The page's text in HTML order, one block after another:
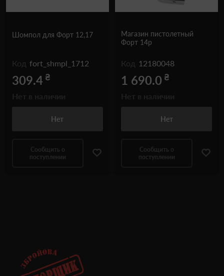
Шомпол для Форт 12,17
Код fort_shmpl_1712
309.4 ₴
Нет
Сообщить о
поступлении
Магазин пистолетный
Форт 14р
Код 12180048
1 690.0 ₴
Нет
Сообщить о
поступлении